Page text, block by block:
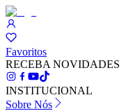
Favoritos
RECEBA NOVIDADES
INSTITUCIONAL
Sobre Nós